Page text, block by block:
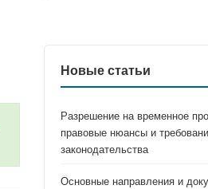
Новые статьи
Разрешение на временное
правовые нюансы и
законодательства
Основные направления и